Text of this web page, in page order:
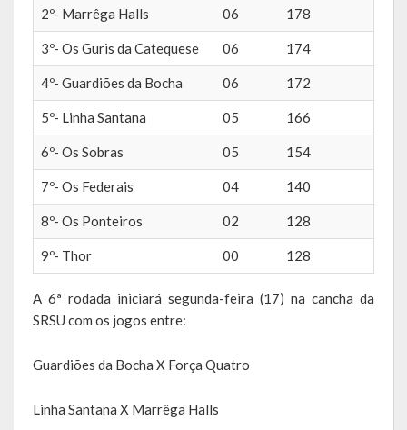
A história marcante do Grêmio Esportivo Lagoense: uma história
de paixão e muitas conquistas
A História da Praça da Lagoa
A História da Comunidade Católica Nossa Senhora da Assunção
de Linha Glória
A História da Comunidade Evangélica de Linha Glória
A História da Comunidade Católica São José de Linha Ojeriza
Pontos Turísticos
2º- Marrêga Halls 06 178
3º- Os Guris da Catequese 06 174
4º- Guardiões da Bocha 06 172
5º- Linha Santana 05 166
6º- Os Sobras 05 154
7º- Os Federais 04 140
8º- Os Ponteiros 02 128
9º- Thor 00 128
A 6ª rodada iniciará segunda-feira (17) na cancha da
SRSU com os jogos entre:
Guardiões da Bocha X Força Quatro
Linha Santana X Marrêga Halls